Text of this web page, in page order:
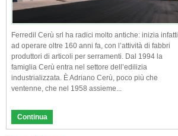
Ferredil Cerù srl ha radici molto antiche: inizia infatti
ad operare oltre 160 anni fa, con l’attività di fabbri
produttori di articoli per serramenti. Dal 1994 la
famiglia Cerù entra nel settore dell’edilizia
industrializzata. È Adriano Cerù, poco più che
ventenne, che nel 1958 assieme...
Continua